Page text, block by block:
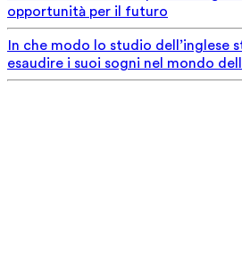
opportunità per il futuro
In che modo lo studio dell’inglese
esaudire i suoi sogni nel mondo